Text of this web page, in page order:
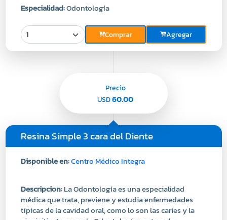
Comprar
Resina Simple 3 cara del Diente
Disponible en:Centro Médico Integra
Descripcion:La Odontología es una especialidad
gingivitis. A su vez, la Odontología contempla
especialidades para trabajar padecimientos bucales
específicos.
60.00